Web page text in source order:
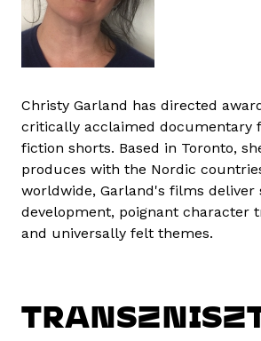
Christy Garland has directed
critically acclaimed documentary
fiction shorts. Based in Toronto,
produces with the Nordic
worldwide, Garland's films deliver
development, poignant character
and universally felt themes.